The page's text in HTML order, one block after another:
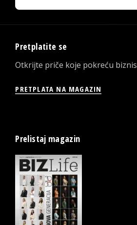
Pretplatite se
Otkrijte priče koje pokreću biznis
PRETPLATA NA MAGAZIN
Prelistaj magazin